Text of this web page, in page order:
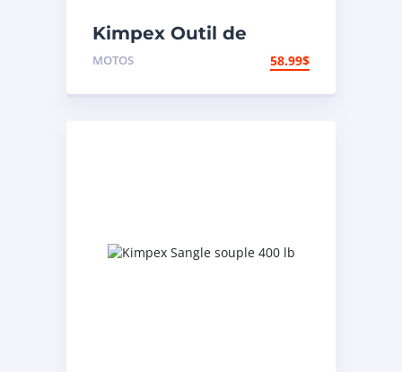
Kimpex Outil de
rivetage et coupe-
MOTOS 58.99$